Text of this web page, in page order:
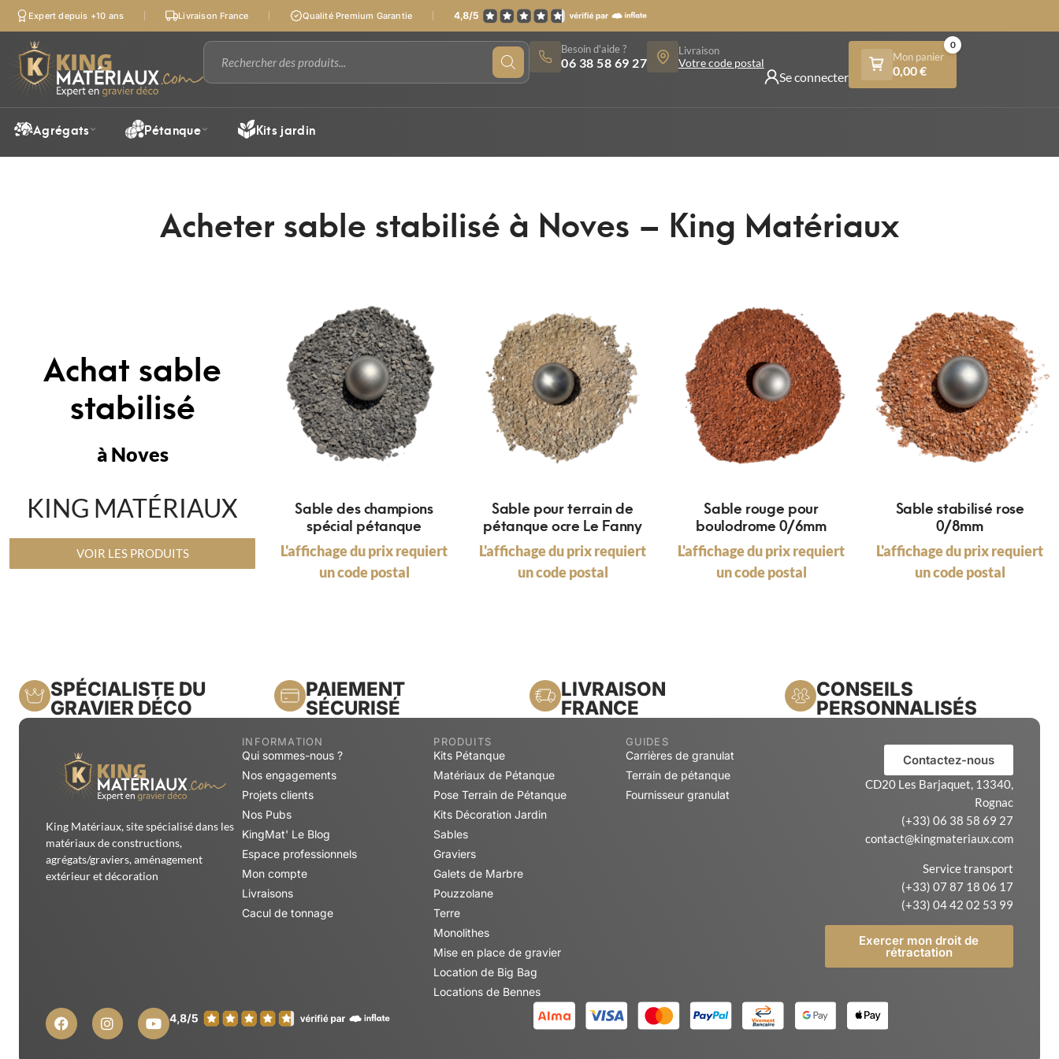
Expert depuis +10 ans Livraison France Qualité Premium Garantie
Besoin d'aide ?
06 38 58 69 27
Livraison
Votre code postal
Se connecter
Mon panier
0,00€
0
Agrégats Pétanque Kits jardin
Acheter sable stabilisé à Noves – King Matériaux
Achat sable
stabilisé
à Noves
KING MATÉRIAUX
VOIR LES PRODUITS
Sable des champions
spécial pétanque
L'affichage du prix requiert
un code postal
Sable pour terrain de
pétanque ocre Le Fanny
L'affichage du prix requiert
un code postal
Sable rouge pour
boulodrome 0/6mm
L'affichage du prix requiert
un code postal
Sable stabilisé rose
0/8mm
L'affichage du prix requiert
un code postal
SPÉCIALISTE DU
GRAVIER DÉCO
PAIEMENT
SÉCURISÉ
LIVRAISON
FRANCE
CONSEILS
PERSONNALISÉS
King Matériaux, site spécialisé dans les
matériaux de constructions,
agrégats/graviers, aménagement
extérieur et décoration
INFORMATION
Qui sommes-nous ?
Nos engagements
Projets clients
Nos Pubs
KingMat' Le Blog
Espace professionnels
Mon compte
Livraisons
Cacul de tonnage
PRODUITS
Kits Pétanque
Matériaux de Pétanque
Pose Terrain de Pétanque
Kits Décoration Jardin
Sables
Graviers
Galets de Marbre
Pouzzolane
Terre
Monolithes
Mise en place de gravier
Location de Big Bag
Locations de Bennes
GUIDES
Carrières de granulat
Terrain de pétanque
Fournisseur granulat
Contactez-nous
CD20 Les Barjaquet, 13340,
Rognac
(+33) 06 38 58 69 27
contact@kingmateriaux.com
Service transport
(+33) 07 87 18 06 17
(+33) 04 42 02 53 99
Exercer mon droit de
rétractation